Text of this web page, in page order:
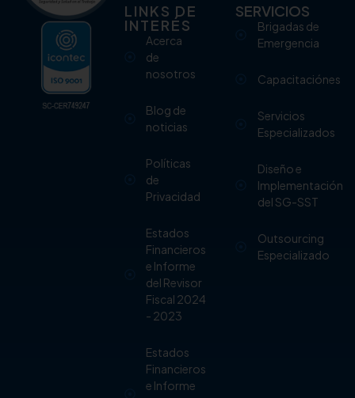
LINKS DE
INTERÉS
Acerca
de
nosotros
Blog de
noticias
Políticas
de
Privacidad
Estados
Financieros
e Informe
del Revisor
Fiscal 2024
- 2023
Estados
Financieros
e Informe
SERVICIOS
Brigadas de
Emergencia
Capacitaciónes
Servicios
Especializados
Diseño e
Implementación
del SG-SST
Outsourcing
Especializado